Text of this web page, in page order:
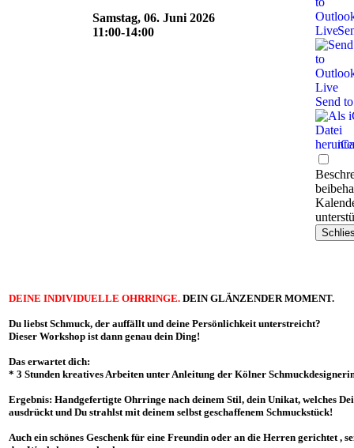
Samstag, 06. Juni 2026
11:00-14:00
Send
DEINE INDIVIDUELLE OHRRINGE. DEIN GLÄNZENDER MOMENT.
Du liebst Schmuck, der auffällt und deine Persönlichkeit unterstreicht?
Dieser Workshop ist dann genau dein Ding!
Das erwartet dich:
* 3 Stunden kreatives Arbeiten unter Anleitung der Kölner
Ergebnis: Handgefertigte Ohrringe nach deinem Stil, dein Unikat, welches
ausdrückt und Du strahlst mit deinem selbst geschaffenem Schmuckstück!
Auch ein schönes Geschenk für eine Freundin oder an die Herren gerichtet ,